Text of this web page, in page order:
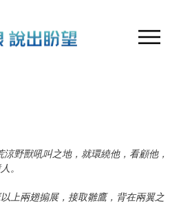
野獸吼叫之地，就環繞他，看顧他，
。
上兩翅搧展，接取雛鷹，背在兩翼之